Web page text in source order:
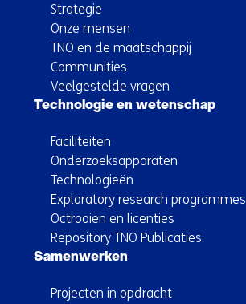
Strategie
Onze mensen
TNO en de maatschappij
Communities
Veelgestelde vragen
Technologie en wetenschap
Faciliteiten
Onderzoeksapparaten
Technologieën
Exploratory research programmes
Octrooien en licenties
Repository TNO Publicaties
Samenwerken
Projecten in opdracht